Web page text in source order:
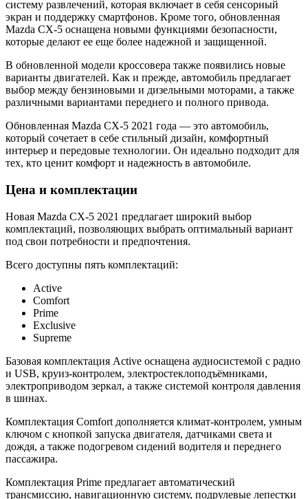
систему развлечений, которая включает в себя сенсорный
экран и поддержку смартфонов. Кроме того, обновленная
Mazda CX-5 оснащена новыми функциями безопасности,
которые делают ее еще более надежной и защищенной.
В обновленной модели кроссовера также появились новые
варианты двигателей. Как и прежде, автомобиль предлагает
выбор между бензиновыми и дизельными моторами, а также
различными вариантами переднего и полного привода.
Обновленная Mazda CX-5 2021 года — это автомобиль,
который сочетает в себе стильный дизайн, комфортный
интерьер и передовые технологии. Он идеально подходит для
тех, кто ценит комфорт и надежность в автомобиле.
Цена и комплектации
Новая Mazda CX-5 2021 предлагает широкий выбор
комплектаций, позволяющих выбрать оптимальный вариант
под свои потребности и предпочтения.
Всего доступны пять комплектаций:
Active
Comfort
Prime
Exclusive
Supreme
Базовая комплектация Active оснащена аудиосистемой с радио
и USB, круиз-контролем, электростеклоподъёмниками,
электроприводом зеркал, а также системой контроля давления
в шинах.
Комплектация Comfort дополняется климат-контролем, умным
ключом с кнопкой запуска двигателя, датчиками света и
дождя, а также подогревом сидений водителя и переднего
пассажира.
Комплектация Prime предлагает автоматический
трансмиссию, навигационную систему, подрулевые лепестки